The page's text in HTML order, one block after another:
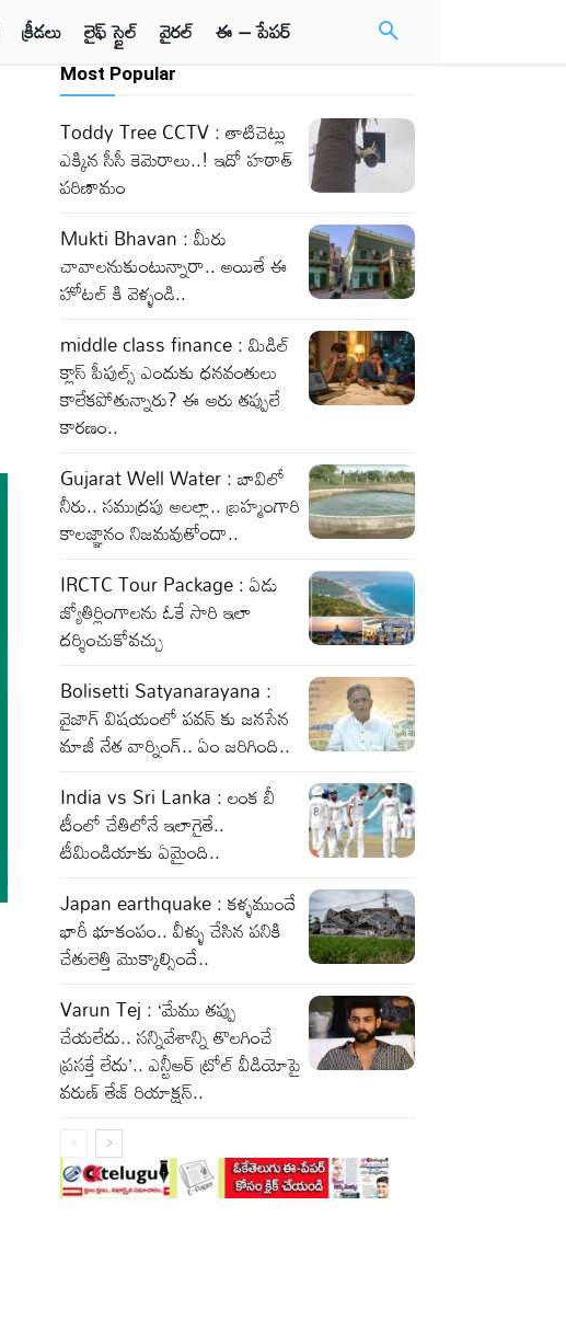
క్రీడలు లైఫ్ స్టైల్ వైరల్ ఈ – పేపర్
Most Popular
Toddy Tree CCTV : తాటిచెట్లు
ఎక్కిన సీసీ కెమెరాలు..! ఇదో హఠాత్
పరిణామం
Mukti Bhavan : మీరు
చావాలనుకుంటున్నారా.. అయితే ఈ
హోటల్ కి వెళ్ళండి..
middle class finance : మిడిల్
క్లాస్ పీపుల్స్ ఎందుకు ధనవంతులు
కాలేకపోతున్నారు? ఈ ఆరు తప్పులే
కారణం..
Gujarat Well Water : బావిలో
నీరు.. సముద్రపు అలల్లా.. బ్రహ్మంగారి
కాలజ్ఞానం నిజమవుతోందా..
IRCTC Tour Package : ఏడు
జ్యోతిర్లింగాలను ఓకే సారి ఇలా
దర్శించుకోవచ్చు
Bolisetti Satyanarayana :
వైజాగ్ విషయంలో పవన్ కు జనసేన
మాజీ నేత వార్నింగ్.. ఏం జరిగింది..
India vs Sri Lanka : లంక బీ
టీంలో చేతిలోనే ఇలాగైతే..
టీమిండియాకు ఏమైంది..
Japan earthquake : కళ్ళముందే
భారీ భూకంపం.. వీళ్ళు చేసిన పనికి
చేతులెత్తి మొక్కాల్సిందే..
Varun Tej : ‘మేము తప్పు
చేయలేదు.. సన్నివేశాన్ని తొలగించే
ప్రసక్తే లేదు’.. ఎన్టీఆర్ ట్రోల్ వీడియోపై
వరుణ్ తేజ్ రియాక్షన్..